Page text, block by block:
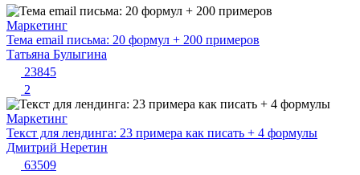
Маркетинг
Тема email письма: 20 формул + 200 примеров
Татьяна Булыгина
23845
2
Маркетинг
Текст для лендинга: 23 примера как писать + 4 формулы
Дмитрий Неретин
63509